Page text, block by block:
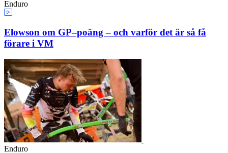
Enduro
Elowson om GP–poäng – och varför det är så få
förare i VM
Enduro